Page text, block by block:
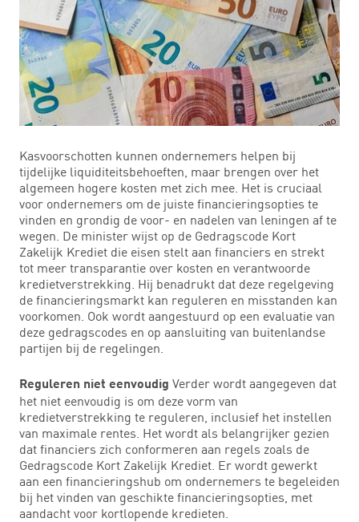
Kasvoorschotten kunnen ondernemers helpen bij
tijdelijke liquiditeitsbehoeften, maar brengen over het
algemeen hogere kosten met zich mee. Het is cruciaal
voor ondernemers om de juiste financieringsopties te
vinden en grondig de voor- en nadelen van leningen af te
wegen. De minister wijst op de Gedragscode Kort
Zakelijk Krediet die eisen stelt aan financiers en strekt
tot meer transparantie over kosten en verantwoorde
kredietverstrekking. Hij benadrukt dat deze regelgeving
de financieringsmarkt kan reguleren en misstanden kan
voorkomen. Ook wordt aangestuurd op een evaluatie van
deze gedragscodes en op aansluiting van buitenlandse
partijen bij de regelingen.
Reguleren niet eenvoudig Verder wordt aangegeven dat
het niet eenvoudig is om deze vorm van
kredietverstrekking te reguleren, inclusief het instellen
van maximale rentes. Het wordt als belangrijker gezien
dat financiers zich conformeren aan regels zoals de
Gedragscode Kort Zakelijk Krediet. Er wordt gewerkt
aan een financieringshub om ondernemers te begeleiden
bij het vinden van geschikte financieringsopties, met
aandacht voor kortlopende kredieten.